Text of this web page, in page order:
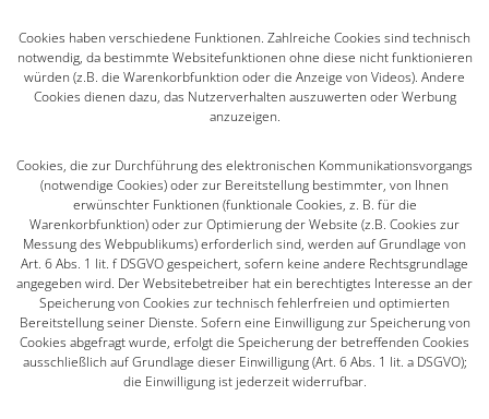
Cookies haben verschiedene Funktionen. Zahlreiche Cookies sind technisch
notwendig, da bestimmte Websitefunktionen ohne diese nicht funktionieren
würden (z.B. die Warenkorbfunktion oder die Anzeige von Videos). Andere
Cookies dienen dazu, das Nutzerverhalten auszuwerten oder Werbung
anzuzeigen.
Cookies, die zur Durchführung des elektronischen Kommunikationsvorgangs
(notwendige Cookies) oder zur Bereitstellung bestimmter, von Ihnen
erwünschter Funktionen (funktionale Cookies, z. B. für die
Warenkorbfunktion) oder zur Optimierung der Website (z.B. Cookies zur
Messung des Webpublikums) erforderlich sind, werden auf Grundlage von
Art. 6 Abs. 1 lit. f DSGVO gespeichert, sofern keine andere Rechtsgrundlage
angegeben wird. Der Websitebetreiber hat ein berechtigtes Interesse an der
Speicherung von Cookies zur technisch fehlerfreien und optimierten
Bereitstellung seiner Dienste. Sofern eine Einwilligung zur Speicherung von
Cookies abgefragt wurde, erfolgt die Speicherung der betreffenden Cookies
ausschließlich auf Grundlage dieser Einwilligung (Art. 6 Abs. 1 lit. a DSGVO);
die Einwilligung ist jederzeit widerrufbar.